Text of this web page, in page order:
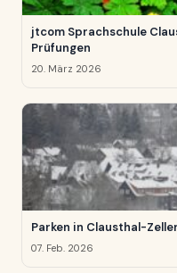
jtcom Sprachschule
Prüfungen
20. März 2026
Parken in Clausthal-
07. Feb. 2026